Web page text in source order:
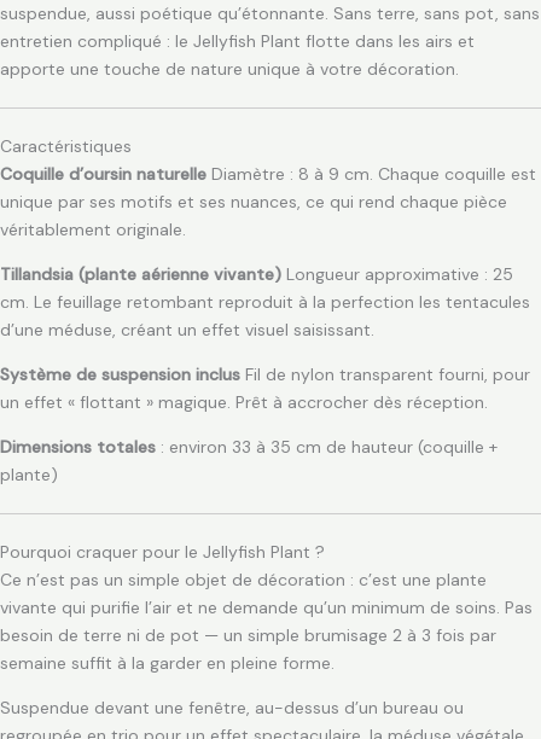
suspendue, aussi poétique qu’étonnante. Sans terre, sans pot, sans
entretien compliqué : le Jellyfish Plant flotte dans les airs et
apporte une touche de nature unique à votre décoration.
Caractéristiques
Coquille d’oursin naturelle Diamètre : 8 à 9 cm. Chaque coquille est
unique par ses motifs et ses nuances, ce qui rend chaque pièce
véritablement originale.
Tillandsia (plante aérienne vivante) Longueur approximative : 25
cm. Le feuillage retombant reproduit à la perfection les tentacules
d’une méduse, créant un effet visuel saisissant.
Système de suspension inclus Fil de nylon transparent fourni, pour
un effet « flottant » magique. Prêt à accrocher dès réception.
Dimensions totales : environ 33 à 35 cm de hauteur (coquille +
plante)
Pourquoi craquer pour le Jellyfish Plant ?
Ce n’est pas un simple objet de décoration : c’est une plante
vivante qui purifie l’air et ne demande qu’un minimum de soins. Pas
besoin de terre ni de pot — un simple brumisage 2 à 3 fois par
semaine suffit à la garder en pleine forme.
Suspendue devant une fenêtre, au-dessus d’un bureau ou